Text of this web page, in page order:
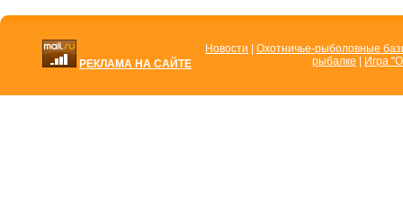
РЕКЛАМА НА САЙТЕ
Новости
Охотничье-рыболовные
рыбалке
Игра